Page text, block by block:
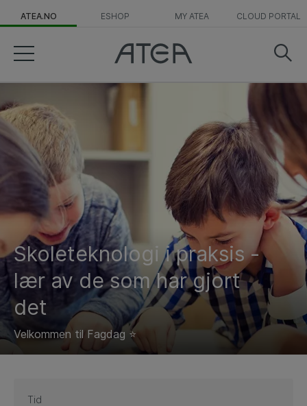
ATEA.NO ESHOP MY ATEA CLOUD PORTAL
Skoleteknologi i praksis -
lær av de som har gjort
det
Velkommen til Fagdag ⭐
Tid